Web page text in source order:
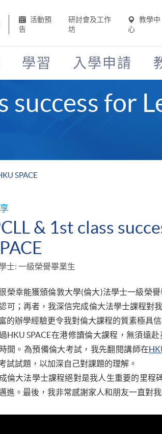
活動預
告
研討會及工作
坊
教學中
心
學習 入學申請
success for
SPACE
& 1st class
士: 一級榮譽畢業生
榮幸能獲頒倫敦大學(倫大)法學士一級榮
可；再者，我深信完成倫大法學士課程對
的辦學經驗更令我對倫大課程的質素極具信
HKU SPACE在港修讀倫大課程，無須遠
間。為預備倫大考試，我先翻閱講師在
試試題，以加深自己對課題的理解。
倫大法學士課程絕對是我人生重要的里程
進。最後，我非常感謝家人和朋友一直對